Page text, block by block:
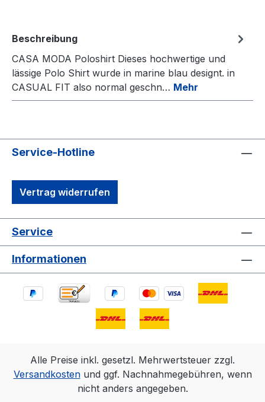
Beschreibung
CASA MODA Poloshirt Dieses hochwertige und
lässige Polo Shirt wurde in marine blau designt. in
CASUAL FIT also normal geschn… Mehr
Service-Hotline
Vertrag widerrufen
Service
Informationen
Alle Preise inkl. gesetzl. Mehrwertsteuer zzgl.
Versandkostenund ggf. Nachnahmegebühren, wenn
nicht anders angegeben.